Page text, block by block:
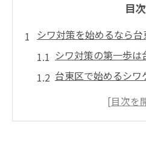
目次
シワ対策を始めるなら
シワ対策の第一歩
台東区で始めるシ